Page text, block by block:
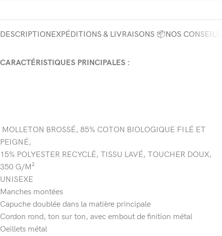
DESCRIPTIONEXPÉDITIONS & LIVRAISONS 📦NOS
CARACTÉRISTIQUES PRINCIPALES :
MOLLETON BROSSÉ, 85% COTON BIOLOGIQUE FILÉ ET
PEIGNÉ,
15% POLYESTER RECYCLÉ, TISSU LAVÉ, TOUCHER DOUX,
350 G/M²
UNISEXE
Manches montées
Capuche doublée dans la matière principale
Cordon rond, ton sur ton, avec embout de finition métal
Oeillets métal